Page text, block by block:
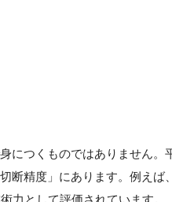
につくものではありません。
断精度」にあります。例えば、
力として評価されています。